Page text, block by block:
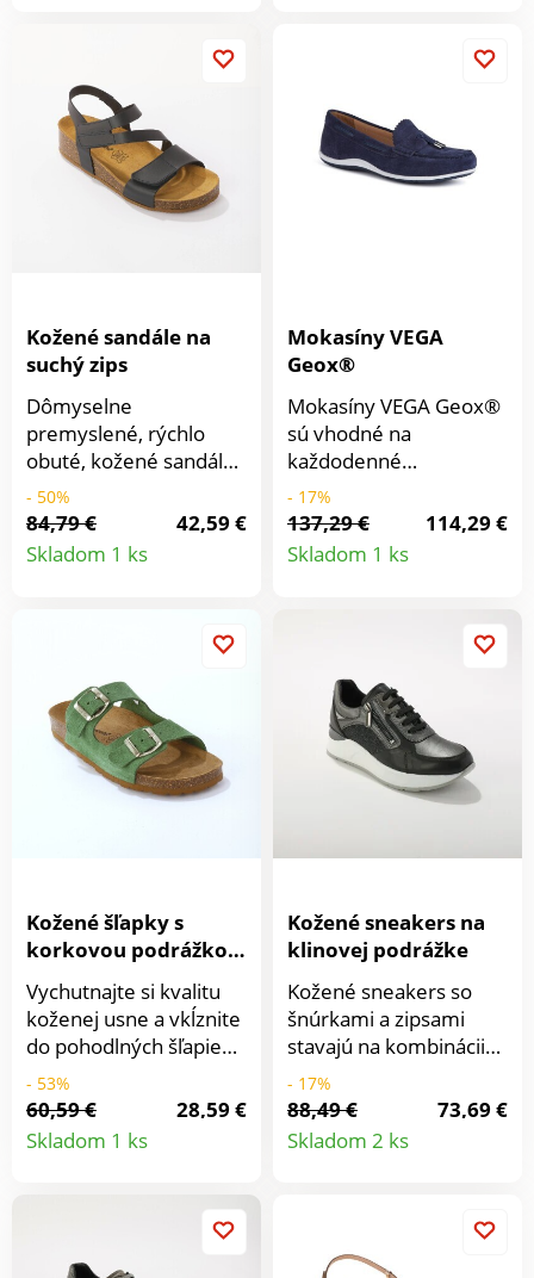
Pevný opätok. Penové
členka.
Kožené sandále na
suchý zips
Dômyselne
premyslené, rýchlo
obuté, kožené sandále
oplývajú ženskosťou a
navyše sa pohodlne
nosia. Z pravej kože. 2
remienky na suchý zips
stielka. Korková štýlová
stielka. Protišmyková
podrážka. Vyrobené v
Španielsku.
- 50%
84,79 €
42,59 €
Skladom 1 ks
Detail
Mokasíny VEGA
Geox®
Mokasíny VEGA Geox®
sú vhodné na
každodenné
kombinovanie. Z
kvalitnej kože s
ozdobným strapcom
nemajú chybu!
obutie. Z kvalitnej kože.
technológiou Respira™
je priedušná, pohodlná
a poskytuje ochranu na
každom kroku. Na
zvršku strapce.
- 17%
137,29 €
114,29 €
Skladom 1 ks
Detail
Kožené šľapky s
korkovou podrážkou
a otvorenou špičkou
Vychutnajte si kvalitu
koženej usne a vkĺznite
do pohodlných šľapiek s
2 sponami s
nastavením na mieru.
Na zvršku 2 remienky s
kovovou sponou.
podrážka. Šľapky sú
- 53%
60,59 €
28,59 €
Skladom 1 ks
Detail
Kožené sneakers na
klinovej podrážke
Kožené sneakers so
šnúrkami a zipsami
stavajú na kombinácii
materiálov a originálny
vzhľad. Na vonkajšej
strane zips umožní
ľahké obutie. Penová
zladené šnúrky s
- 17%
88,49 €
73,69 €
Skladom 2 ks
Detail